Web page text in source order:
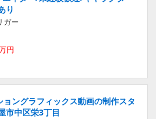
り
ガー
円
ョングラフィックス動画の制作スタ
市中区栄3丁目